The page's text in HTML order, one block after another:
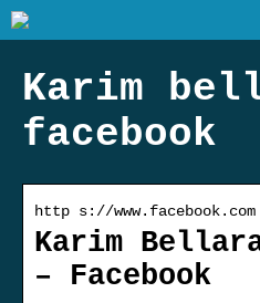
Karim
facebook
http s://
Karim
– Facebook